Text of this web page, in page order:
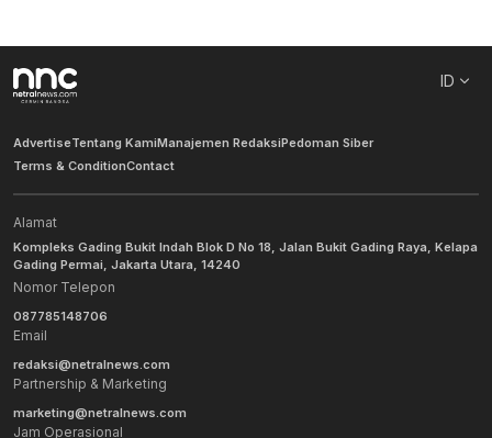
ID
AdvertiseTentang KamiManajemen RedaksiPedoman Siber
Terms & ConditionContact
Alamat
Kompleks Gading Bukit Indah Blok D No 18, Jalan Bukit Gading Raya, Kelapa
Gading Permai, Jakarta Utara, 14240
Nomor Telepon
087785148706
Email
redaksi@netralnews.com
Partnership & Marketing
marketing@netralnews.com
Jam Operasional